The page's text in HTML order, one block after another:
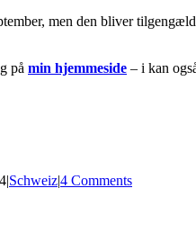
men den bliver
på min hjemmeside – i kan
|Schweiz|4 Comments